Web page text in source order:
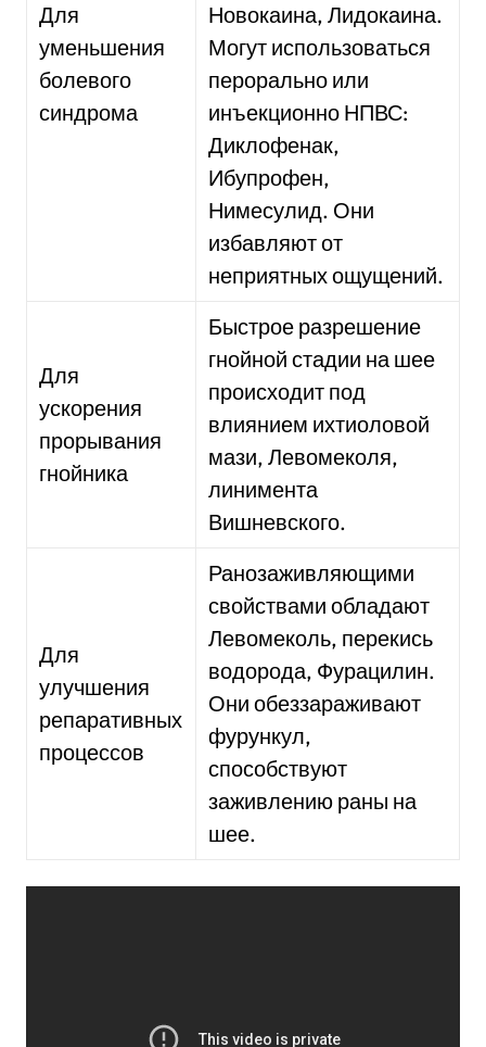
Для
уменьшения
болевого
синдрома
Новокаина, Лидокаина.
Могут использоваться
перорально или
инъекционно НПВС:
Диклофенак,
Ибупрофен,
Нимесулид. Они
избавляют от
неприятных ощущений.
Для
ускорения
прорывания
гнойника
Быстрое разрешение
гнойной стадии на шее
происходит под
влиянием ихтиоловой
мази, Левомеколя,
линимента
Вишневского.
Для
улучшения
репаративных
процессов
Ранозаживляющими
свойствами обладают
Левомеколь, перекись
водорода, Фурацилин.
Они обеззараживают
фурункул,
способствуют
заживлению раны на
шее.